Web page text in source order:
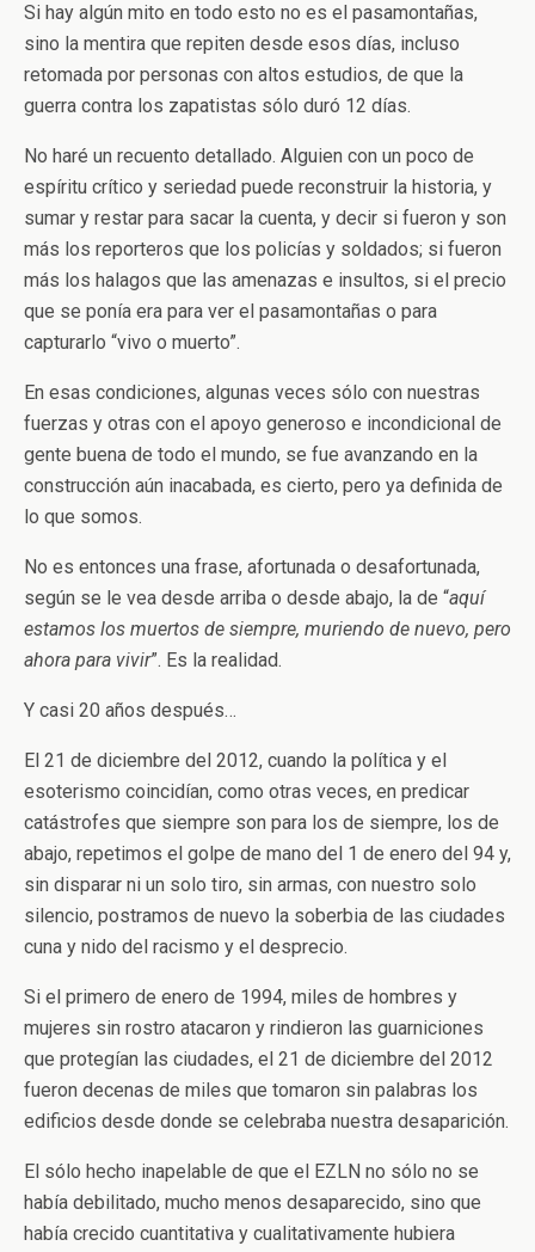
Si hay algún mito en todo esto no es el pasamontañas,
sino la mentira que repiten desde esos días, incluso
retomada por personas con altos estudios, de que la
guerra contra los zapatistas sólo duró 12 días.
No haré un recuento detallado. Alguien con un poco de
espíritu crítico y seriedad puede reconstruir la historia, y
sumar y restar para sacar la cuenta, y decir si fueron y son
más los reporteros que los policías y soldados; si fueron
más los halagos que las amenazas e insultos, si el precio
que se ponía era para ver el pasamontañas o para
capturarlo “vivo o muerto”.
En esas condiciones, algunas veces sólo con nuestras
fuerzas y otras con el apoyo generoso e incondicional de
gente buena de todo el mundo, se fue avanzando en la
construcción aún inacabada, es cierto, pero ya definida de
lo que somos.
No es entonces una frase, afortunada o desafortunada,
según se le vea desde arriba o desde abajo, la de “aquí
estamos los muertos de siempre, muriendo de nuevo, pero
ahora para vivir”. Es la realidad.
Y casi 20 años después…
El 21 de diciembre del 2012, cuando la política y el
esoterismo coincidían, como otras veces, en predicar
catástrofes que siempre son para los de siempre, los de
abajo, repetimos el golpe de mano del 1 de enero del 94 y,
sin disparar ni un solo tiro, sin armas, con nuestro solo
silencio, postramos de nuevo la soberbia de las ciudades
cuna y nido del racismo y el desprecio.
Si el primero de enero de 1994, miles de hombres y
mujeres sin rostro atacaron y rindieron las guarniciones
que protegían las ciudades, el 21 de diciembre del 2012
fueron decenas de miles que tomaron sin palabras los
edificios desde donde se celebraba nuestra desaparición.
El sólo hecho inapelable de que el EZLN no sólo no se
había debilitado, mucho menos desaparecido, sino que
había crecido cuantitativa y cualitativamente hubiera